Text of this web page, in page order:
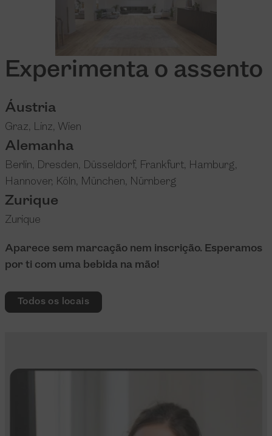
Experimenta o assento
Áustria
Graz, Linz, Wien
Alemanha
Berlin, Dresden, Düsseldorf, Frankfurt, Hamburg,
Hannover, Köln, München, Nürnberg
Zurique
Zurique
Aparece sem marcação nem inscrição. Esperamos
por ti com uma bebida na mão!
Todos os locais